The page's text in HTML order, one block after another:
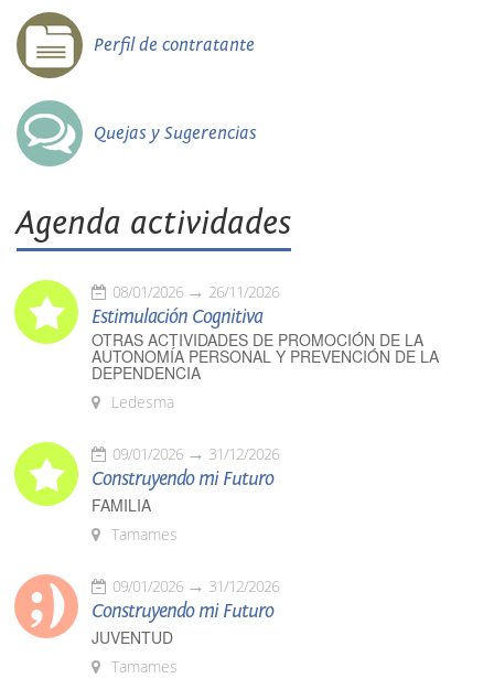
Perfil de contratante
Quejas y Sugerencias
Agenda actividades
08/01/2026 26/11/2026
Estimulación Cognitiva
OTRAS ACTIVIDADES DE PROMOCIÓN DE LA
AUTONOMÍA PERSONAL Y PREVENCIÓN DE LA
DEPENDENCIA
Ledesma
09/01/2026 31/12/2026
Construyendo mi Futuro
FAMILIA
Tamames
09/01/2026 31/12/2026
Construyendo mi Futuro
JUVENTUD
Tamames